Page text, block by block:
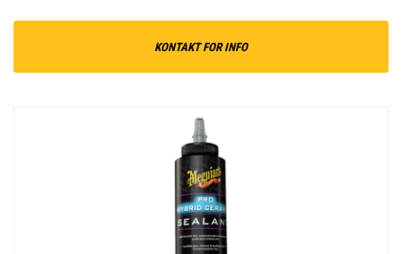
KONTAKT FOR INFO